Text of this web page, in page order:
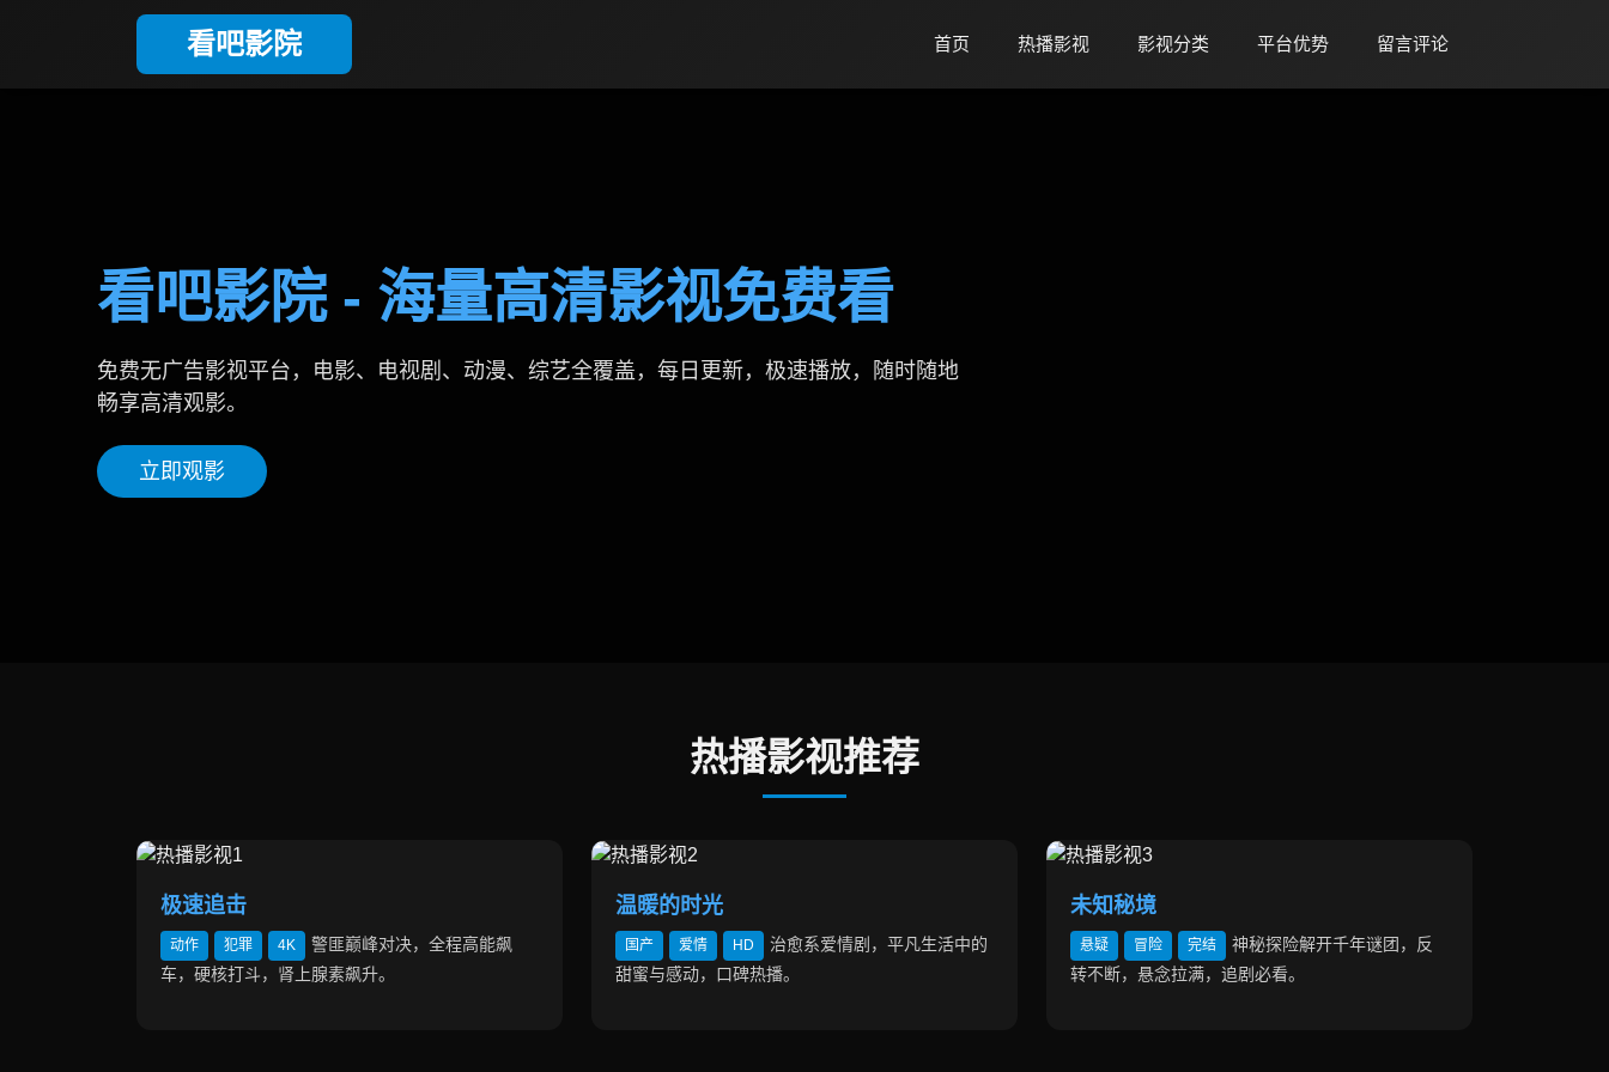
看吧影院 首页 热播影视 影视分类 平台优势 留言评论
看吧影院 - 海量高清影视免费看
免费无广告影视平台，电影、电视剧、动漫、综艺全覆盖，每日更新，极速播放，随时随地
畅享高清观影。
立即观影
热播影视推荐
极速追击
动作 犯罪 4K
警匪巅峰对决，全程高能飙
车，硬核打斗，肾上腺素飙升。
温暖的时光
国产 爱情 HD
治愈系爱情剧，平凡生活中的
甜蜜与感动，口碑热播。
未知秘境
悬疑 冒险 完结
神秘探险解开千年谜团，反
转不断，悬念拉满，追剧必看。